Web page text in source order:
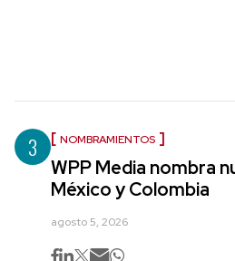
3 NOMBRAMIENTOS
WPP Media nombra
México y Colombia
agosto 5, 2026